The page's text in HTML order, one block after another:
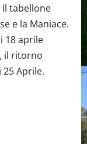
tabellone
e la Maniace.
18 aprile
il ritorno
Aprile.